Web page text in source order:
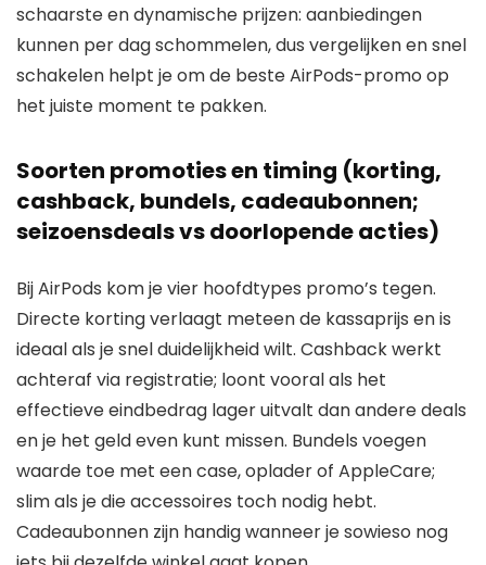
schaarste en dynamische prijzen: aanbiedingen
kunnen per dag schommelen, dus vergelijken en snel
schakelen helpt je om de beste AirPods-promo op
het juiste moment te pakken.
Soorten promoties en timing (korting,
cashback, bundels, cadeaubonnen;
seizoensdeals vs doorlopende acties)
Bij AirPods kom je vier hoofdtypes promo’s tegen.
Directe korting verlaagt meteen de kassaprijs en is
ideaal als je snel duidelijkheid wilt. Cashback werkt
achteraf via registratie; loont vooral als het
effectieve eindbedrag lager uitvalt dan andere deals
en je het geld even kunt missen. Bundels voegen
waarde toe met een case, oplader of AppleCare;
slim als je die accessoires toch nodig hebt.
Cadeaubonnen zijn handig wanneer je sowieso nog